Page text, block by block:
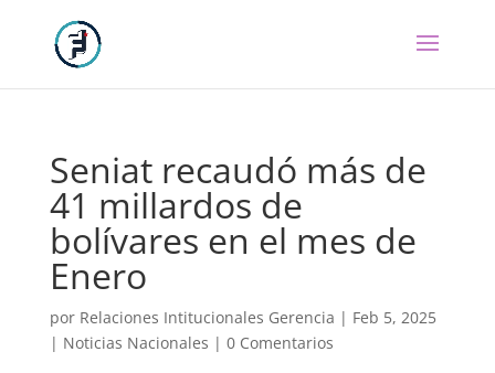
Seniat recaudó más de
41 millardos de
bolívares en el mes de
Enero
por Relaciones Intitucionales Gerencia | Feb 5, 2025
| Noticias Nacionales | 0 Comentarios